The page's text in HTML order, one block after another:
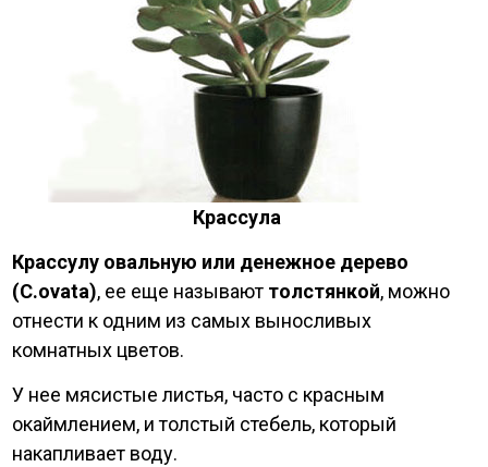
Крассула
Крассулу овальную или денежное дерево
(C.ovata), ее еще называют толстянкой, можно
отнести к одним из самых выносливых
комнатных цветов.
У нее мясистые листья, часто с красным
окаймлением, и толстый стебель, который
накапливает воду.